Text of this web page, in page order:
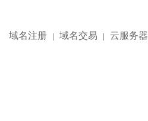
域名注册 | 域名交易 | 云服务器